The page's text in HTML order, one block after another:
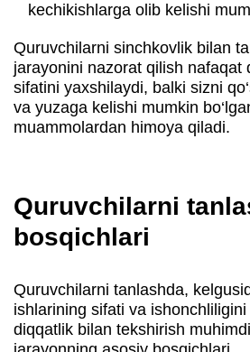
kechikishlarga olib kelishi
Quruvchilarni sinchkovlik bilan
jarayonini nazorat qilish nafaqat
sifatini yaxshilaydi, balki sizni
va yuzaga kelishi mumkin
muammolardan himoya qiladi.
Quruvchilarni
bosqichlari
Quruvchilarni tanlashda,
ishlarining sifati va ishonchliligini
diqqatlik bilan tekshirish